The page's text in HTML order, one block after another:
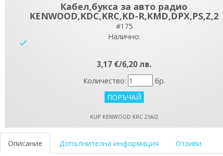
Кабел,букса за авто радио
KENWOOD,KDC,KRC,KD-R,KMD,DPX,PS,Z,2
#175
Налично:
3,17 €/6,20 лв.
Количество: бр.
KUP KENWOOD KRC 256/2
Описание Допълнителна информация Отзиви